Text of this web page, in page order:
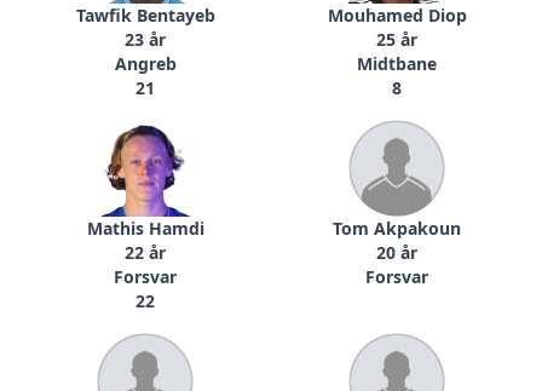
Tawfik Bentayeb
23 år
Angreb
21
Mouhamed Diop
25 år
Midtbane
8
Mathis Hamdi
22 år
Forsvar
22
Tom Akpakoun
20 år
Forsvar